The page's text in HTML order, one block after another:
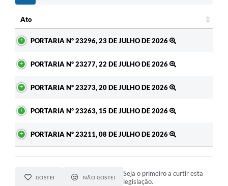
Ato
PORTARIA Nº 23296, 23 DE JULHO DE 2026
PORTARIA Nº 23277, 22 DE JULHO DE 2026
PORTARIA Nº 23273, 20 DE JULHO DE 2026
PORTARIA Nº 23263, 15 DE JULHO DE 2026
PORTARIA Nº 23211, 08 DE JULHO DE 2026
GOSTEI NÃO GOSTEI
Seja o primeiro a curtir esta
legislação.